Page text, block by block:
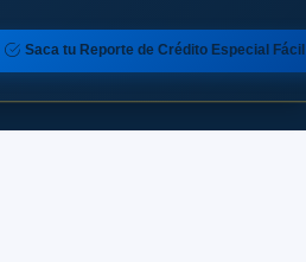
Saca tu Reporte de Crédito Especial Fácil